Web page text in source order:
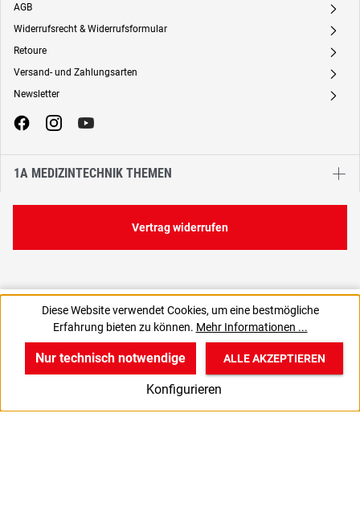
1,58 €
1,58 € / 1 Stück
AGB A
Widerrufsrecht & Widerrufsformular A
Retoure A
Versand- und Zahlungsarten A
Newsletter A
1A MEDIZINTECHNIK THEMEN
Vertrag widerrufen
Diese Website verwendet Cookies, um eine bestmögliche
Erfahrung bieten zu können. Mehr Informationen ...
Nur technisch notwendige
Konfigurieren
ALLE AKZEPTIEREN
v
Produkte
B